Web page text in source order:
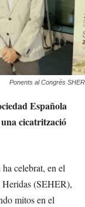
Ponents al Congrés SHER
Española
cicatrització
celebrat, en el
Heridas (SEHER),
mitos en el